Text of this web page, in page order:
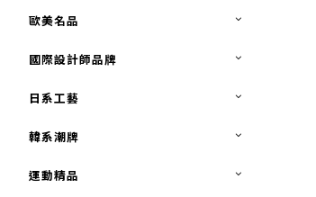
歐美名品
國際設計師品牌
日系工藝
韓系潮牌
運動精品